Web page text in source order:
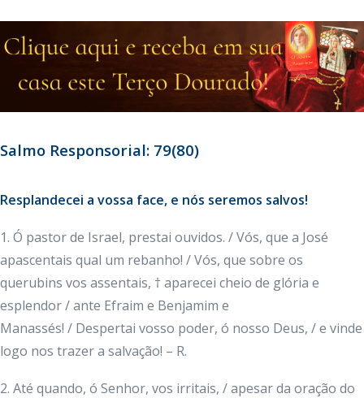
Salmo Responsorial: 79(80)
Resplandecei a vossa face, e nós seremos salvos!
1. Ó pastor de Israel, prestai ouvidos. / Vós, que a José
apascentais qual um rebanho! / Vós, que sobre os
querubins vos assentais, † aparecei cheio de glória e
esplendor / ante Efraim e Benjamim e
Manassés! / Despertai vosso poder, ó nosso Deus, / e vinde
logo nos trazer a salvação! – R.
2. Até quando, ó Senhor, vos irritais, / apesar da oração do